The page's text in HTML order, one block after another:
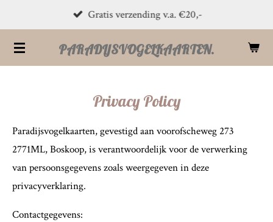
direct
naar
de
PARADIJSVOGELKAARTEN.
Gratis verzending v.a. €20,-
Privacy Policy
Paradijsvogelkaarten, gevestigd aan voorofscheweg 273
2771ML, Boskoop, is verantwoordelijk voor de verwerking
van persoonsgegevens zoals weergegeven in deze
privacyverklaring.
Contactgegevens: